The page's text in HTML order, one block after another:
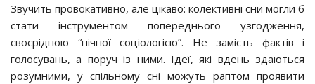
Звучить провокативно, але цікаво: колективні сни могли б
стати інструментом попереднього узгодження,
своєрідною “нічної соціологією”. Не замість фактів і
голосувань, а поруч із ними. Ідеї, які вдень здаються
розумними, у спільному сні можуть раптом проявити